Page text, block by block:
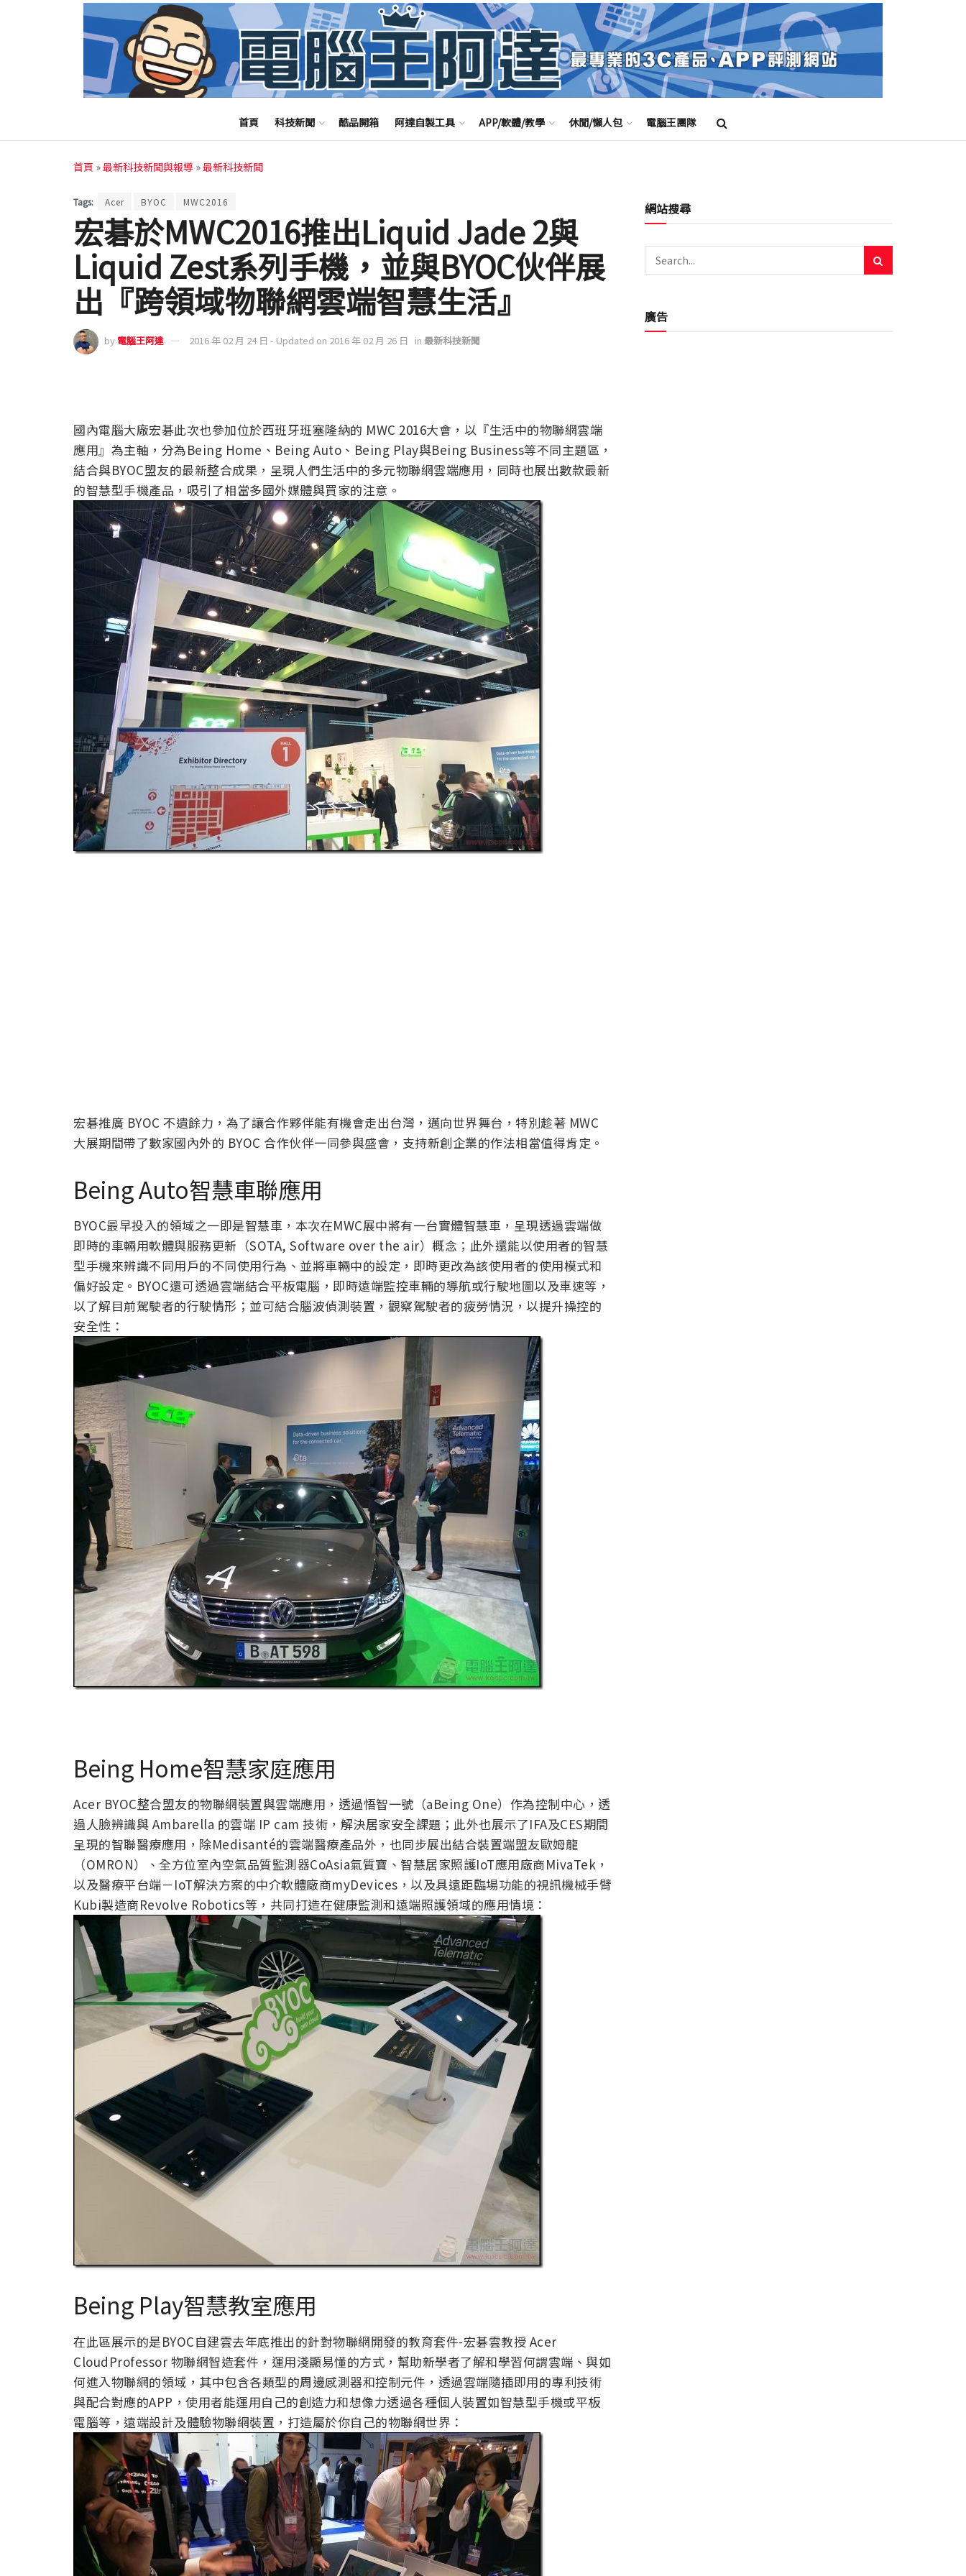
首頁 科技新聞 酷品開箱 阿達自製工具 APP/軟體/教學 休閒/懶人包 電腦王團隊
首頁 »最新科技新聞與報導 »最新科技新聞
Tags: Acer BYOC MWC2016
宏碁於MWC2016推出Liquid Jade 2與
Liquid Zest系列手機，並與BYOC伙伴展
出『跨領域物聯網雲端智慧生活』
by 電腦王阿達 2016 年 02 月 24 日 - Updated on 2016 年 02 月 26 日 in 最新科技新聞
國內電腦大廠宏碁此次也參加位於西班牙班塞隆納的 MWC 2016大會，以『生活中的物聯網雲端
應用』為主軸，分為Being Home、Being Auto、Being Play與Being Business等不同主題區，
結合與BYOC盟友的最新整合成果，呈現人們生活中的多元物聯網雲端應用，同時也展出數款最新
的智慧型手機產品，吸引了相當多國外媒體與買家的注意。
宏碁推廣 BYOC 不遺餘力，為了讓合作夥伴能有機會走出台灣，邁向世界舞台，特別趁著 MWC
大展期間帶了數家國內外的 BYOC 合作伙伴一同參與盛會，支持新創企業的作法相當值得肯定。
Being Auto智慧車聯應用
BYOC最早投入的領域之一即是智慧車，本次在MWC展中將有一台實體智慧車，呈現透過雲端做
即時的車輛用軟體與服務更新（SOTA, Software over the air）概念；此外還能以使用者的智慧
型手機來辨識不同用戶的不同使用行為、並將車輛中的設定，即時更改為該使用者的使用模式和
偏好設定。BYOC還可透過雲端結合平板電腦，即時遠端監控車輛的導航或行駛地圖以及車速等，
以了解目前駕駛者的行駛情形；並可結合腦波偵測裝置，觀察駕駛者的疲勞情況，以提升操控的
安全性：
Being Home智慧家庭應用
Acer BYOC整合盟友的物聯網裝置與雲端應用，透過悟智一號（aBeing One）作為控制中心，透
過人臉辨識與 Ambarella 的雲端 IP cam 技術，解決居家安全課題；此外也展示了IFA及CES期間
呈現的智聯醫療應用，除Medisanté的雲端醫療產品外，也同步展出結合裝置端盟友歐姆龍
（OMRON）、全方位室內空氣品質監測器CoAsia氣質寶、智慧居家照護IoT應用廠商MivaTek，
以及醫療平台端－IoT解決方案的中介軟體廠商myDevices，以及具遠距臨場功能的視訊機械手臂
Kubi製造商Revolve Robotics等，共同打造在健康監測和遠端照護領域的應用情境：
Being Play智慧教室應用
在此區展示的是BYOC自建雲去年底推出的針對物聯網開發的教育套件-宏碁雲教授 Acer
CloudProfessor 物聯網智造套件，運用淺顯易懂的方式，幫助新學者了解和學習何謂雲端、與如
何進入物聯網的領域，其中包含各類型的周邊感測器和控制元件，透過雲端隨插即用的專利技術
與配合對應的APP，使用者能運用自己的創造力和想像力透過各種個人裝置如智慧型手機或平板
電腦等，遠端設計及體驗物聯網裝置，打造屬於你自己的物聯網世界：
網站搜尋
廣告